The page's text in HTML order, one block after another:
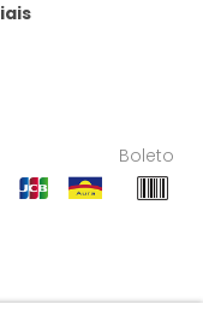
Boleto